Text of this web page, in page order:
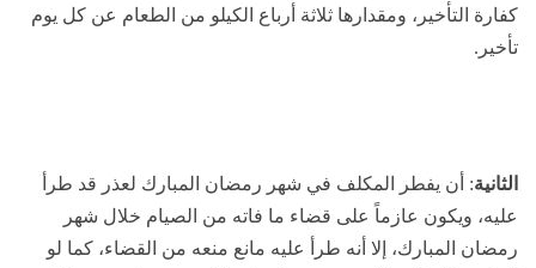
كفارة التأخير، ومقدارها ثلاثة أرباع الكيلو من الطعام عن كل يوم
تأخير.
الثانية: أن يفطر المكلف في شهر رمضان المبارك لعذر قد طرأ
عليه، ويكون عازماً على قضاء ما فاته من الصيام خلال شهر
رمضان المبارك، إلا أنه طرأ عليه مانع منعه من القضاء، كما لو